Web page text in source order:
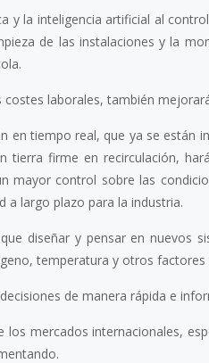
y la inteligencia artificial al
de las instalaciones y la
laborales, también
en tiempo real, que ya se están
tierra firme en recirculación,
mayor control sobre las
a largo plazo para la industria.
diseñar y pensar en nuevos
temperatura y otros factores
de manera rápida e
los mercados internacionales,